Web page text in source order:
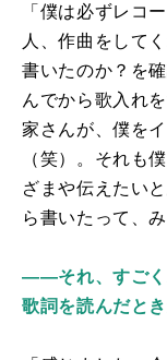
「僕は必ずレコ
人、作曲をして
書いたのか？を
んでから歌入れ
家さんが、僕を
（笑）。それも
ざまや伝えたい
ら書いたって、
――それ、すごく
歌詞を読んだと